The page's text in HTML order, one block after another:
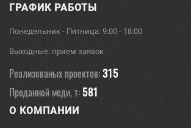
ГРАФИК РАБОТЫ
Понедельник - Пятница: 9:00 - 18:00
Выходные: прием заявок
Реализованых проектов:315
Проданной меди, т:581
О КОМПАНИИ